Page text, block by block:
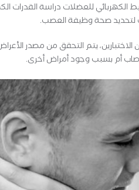
للعضلات دراسة القدرات
صحة وظيفة العصب.
يتم التحقق من مصدر
أم بسبب وجود أمراض أخرى.